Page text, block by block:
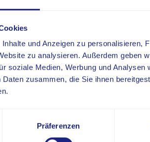
und Anzeigen zu personalisieren,
zu analysieren. Außerdem geben
soziale Medien, Werbung und
zusammen, die Sie ihnen
Präferenzen